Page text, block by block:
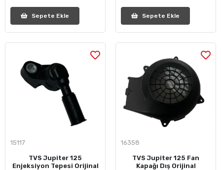
Sepete Ekle Sepete Ekle
15117
TVS Jupiter 125
Enjeksiyon Tepesi Orijinal
16358
TVS Jupiter 125 Fan
Kapağı Dış Orijinal